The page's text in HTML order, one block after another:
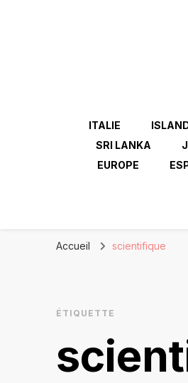
ITALIE
SRI LANKA
EUROPE
Accueil scientifique
ÉTIQUETTE